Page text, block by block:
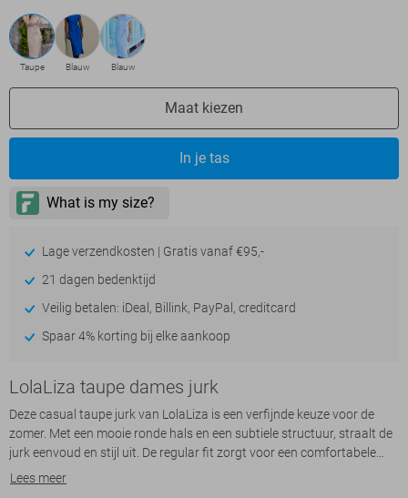
Taupe Blauw Blauw
Maat kiezen
In je tas
Lage verzendkosten | Gratis vanaf €95,-
21 dagen bedenktijd
Veilig betalen: iDeal, Billink, PayPal, creditcard
Spaar 4% korting bij elke aankoop
LolaLiza taupe dames jurk
Deze casual taupe jurk van LolaLiza is een verfijnde keuze voor de
zomer. Met een mooie ronde hals en een subtiele structuur, straalt de
jurk eenvoud en stijl uit. De regular fit zorgt voor een comfortabele
pasvorm, terwijl de kapmouwen een luchtige touch toevoegen. De
Lees meer